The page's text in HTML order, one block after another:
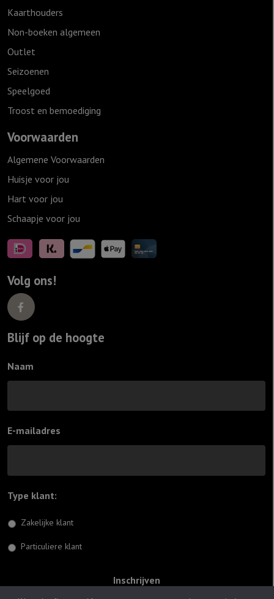
Kaarthouders
Non-boeken algemeen
Outlet
Seizoenen
Speelgoed
Troost en bemoediging
Voorwaarden
Algemene Voorwaarden
Huisje voor jou
Hart voor jou
Schaapje voor jou
Volg ons!
Blijf op de hoogte
Naam
E-mailadres
Type klant:
Zakelijke klant
Particuliere klant